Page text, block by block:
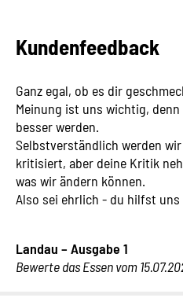
Kundenfeedback
Ganz egal, ob es dir
Meinung ist uns wichtig,
besser werden.
Selbstverständlich werden
kritisiert, aber deine Kritik
was wir ändern können.
Also sei ehrlich - du hilfst
Landau – Ausgabe 1
Bewerte das Essen vom